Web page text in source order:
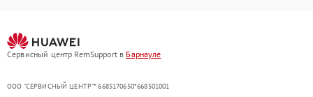
Сервисный центр RemSupport в Барнауле
ООО "СЕРВИСНЫЙ ЦЕНТР"* 6685170650*668501001